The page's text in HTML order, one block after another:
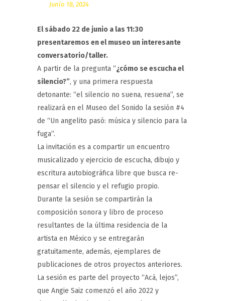
Junio 18, 2024
El sábado 22 de junio a las 11:30
presentaremos en el museo un interesante
conversatorio/taller.
A partir de la pregunta “¿cómo se escucha el
silencio?”, y una primera respuesta
detonante: “el silencio no suena, resuena”, se
realizará en el Museo del Sonido la sesión #4
de “Un angelito pasó: música y silencio para la
fuga”.
La invitación es a compartir un encuentro
musicalizado y ejercicio de escucha, dibujo y
escritura autobiográfica libre que busca re-
pensar el silencio y el refugio propio.
Durante la sesión se compartirán la
composición sonora y libro de proceso
resultantes de la última residencia de la
artista en México y se entregarán
gratuitamente, además, ejemplares de
publicaciones de otros proyectos anteriores.
La sesión es parte del proyecto “Acá, lejos”,
que Angie Saiz comenzó el año 2022 y